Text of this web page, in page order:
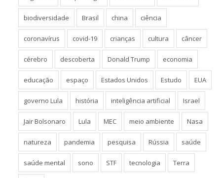
biodiversidade Brasil china ciência
coronavírus covid-19 crianças cultura câncer
cérebro descoberta Donald Trump economia
educação espaço Estados Unidos Estudo EUA
governo Lula história inteligência artificial Israel
Jair Bolsonaro Lula MEC meio ambiente Nasa
natureza pandemia pesquisa Rússia saúde
saúde mental sono STF tecnologia Terra